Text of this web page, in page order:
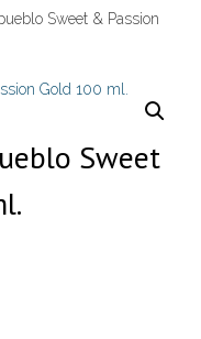
Sweet & Passion
Sweet